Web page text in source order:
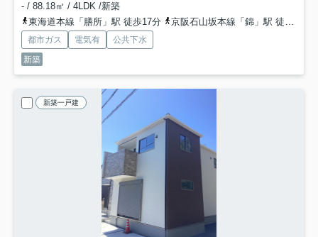
- / 88.18㎡ / 4LDK /新築
東海道本線「膳所」駅 徒歩17分
京阪石山坂本線「錦」駅 徒歩21分
都市ガス 電気有
公共下水
新築
新築一戸建